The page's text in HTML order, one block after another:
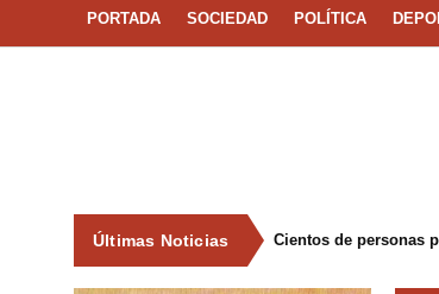
PORTADA SOCIEDAD POLÍTICA
Últimas Noticias Cientos de personas